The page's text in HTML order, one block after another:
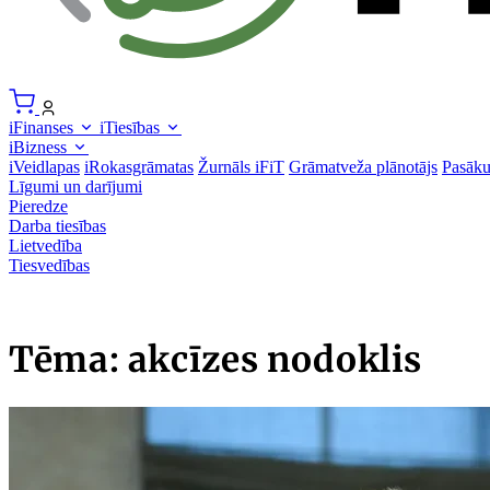
iFinanses
iTiesības
iBizness
iVeidlapas iRokasgrāmatas Žurnāls iFiT Grāmatveža plānotājs
Līgumi un darījumi
Pieredze
Darba tiesības
Lietvedība
Tiesvedības
Tēma: akcīzes nodoklis